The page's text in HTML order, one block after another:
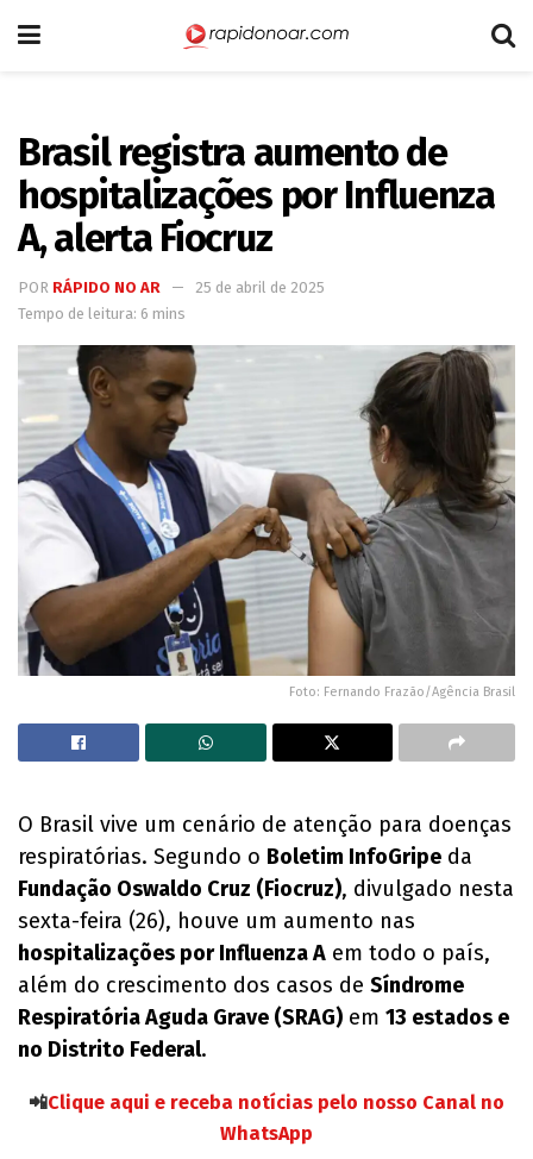
Brasil registra aumento de
hospitalizações por Influenza
A, alerta Fiocruz
POR RÁPIDO NO AR
25 de abril de 2025
Tempo de leitura: 6 mins
Foto: Fernando Frazão/Agência Brasil
O Brasil vive um cenário de atenção para doenças
respiratórias. Segundo o Boletim InfoGripe da
Fundação Oswaldo Cruz (Fiocruz), divulgado nesta
sexta-feira (26), houve um aumento nas
hospitalizações por Influenza A em todo o país,
além do crescimento dos casos de Síndrome
Respiratória Aguda Grave (SRAG) em 13 estados e
no Distrito Federal.
📲Clique aqui e receba notícias pelo nosso Canal no
WhatsApp